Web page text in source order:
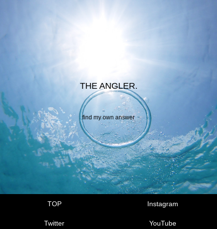
THE ANGLER.
find my own answer
TOP Instagram
Twitter YouTube